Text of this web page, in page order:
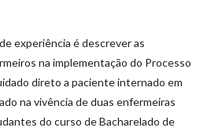
experiência é descrever as
na implementação do Processo
direto a paciente internado em
na vivência de duas enfermeiras
do curso de Bacharelado de